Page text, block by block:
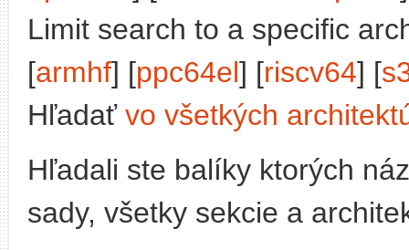
Limit search to a specific
[armhf] [ppc64el] [riscv64] [
Hľadať vo všetkých
Hľadali ste balíky ktorých
sady, všetky sekcie a